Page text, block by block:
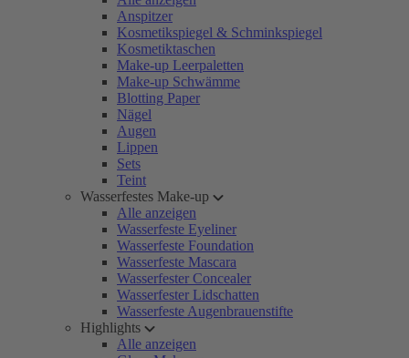
Anspitzer
Kosmetikspiegel & Schminkspiegel
Kosmetiktaschen
Make-up Leerpaletten
Make-up Schwämme
Blotting Paper
Nägel
Augen
Lippen
Sets
Teint
Wasserfestes Make-up
Alle anzeigen
Wasserfeste Eyeliner
Wasserfeste Foundation
Wasserfeste Mascara
Wasserfester Concealer
Wasserfester Lidschatten
Wasserfeste Augenbrauenstifte
Highlights
Alle anzeigen